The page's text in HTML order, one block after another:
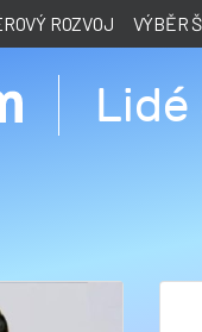
ROZVOJ VÝBĚR
Lidé